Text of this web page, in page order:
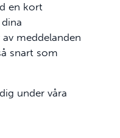
en kort
meddelanden
snart som
under våra